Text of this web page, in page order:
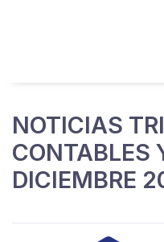
NOTICIAS
CONTABLES
DICIEMBRE